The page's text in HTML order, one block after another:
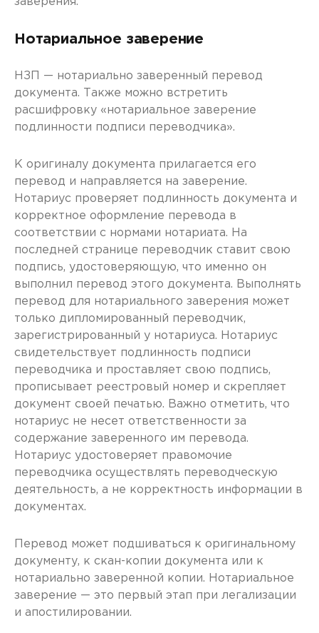
Нотариальное заверение
НЗП — нотариально заверенный перевод
документа. Также можно встретить
расшифровку «нотариальное заверение
подлинности подписи переводчика».
К оригиналу документа прилагается его
перевод и направляется на заверение.
Нотариус проверяет подлинность документа и
корректное оформление перевода в
соответствии с нормами нотариата. На
последней странице переводчик ставит свою
подпись, удостоверяющую, что именно он
выполнил перевод этого документа. Выполнять
перевод для нотариального заверения может
только дипломированный переводчик,
зарегистрированный у нотариуса. Нотариус
свидетельствует подлинность подписи
переводчика и проставляет свою подпись,
прописывает реестровый номер и скрепляет
документ своей печатью. Важно отметить, что
нотариус не несет ответственности за
содержание заверенного им перевода.
Нотариус удостоверяет правомочие
переводчика осуществлять переводческую
деятельность, а не корректность информации в
документах.
Перевод может подшиваться к оригинальному
документу, к скан-копии документа или к
нотариально заверенной копии. Нотариальное
заверение — это первый этап при легализации
и апостилировании.